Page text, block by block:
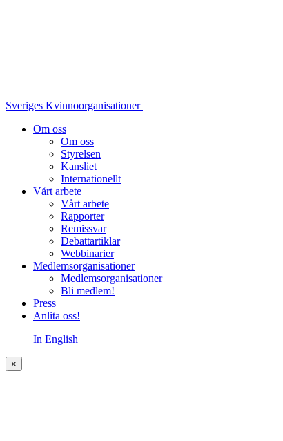
Sveriges Kvinnoorganisationer
Om oss
Om oss
Styrelsen
Kansliet
Internationellt
Vårt arbete
Vårt arbete
Rapporter
Remissvar
Debattartiklar
Webbinarier
Medlemsorganisationer
Medlemsorganisationer
Bli medlem!
Press
Anlita oss!
In English
×